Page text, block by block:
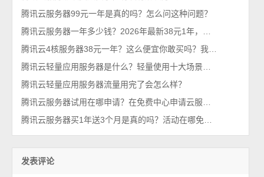
腾讯云服务器99元一年是真的吗？怎么问这种问题？
腾讯云轻量应用服务器流量用完了会怎么样？
发表评论